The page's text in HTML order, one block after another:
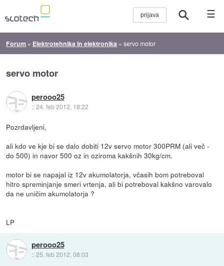
☰
Forum » Elektrotehnika in elektronika »servo motor
servo motor
perooo25
::24. feb 2012, 18:22
Pozrdavljeni,
ali kdo ve kje bi se dalo dobiti 12v servo motor 300PRM (ali več -
do 500) in navor 500 oz in oziroma kakšnih 30kg/cm.
motor bi se napajal iz 12v akumolatorja, včasih bom potreboval
hitro spreminjanje smeri vrtenja, ali bi potreboval kakšno varovalo
da ne uničim akumolatorja ?
LP
perooo25
::25. feb 2012, 08:03